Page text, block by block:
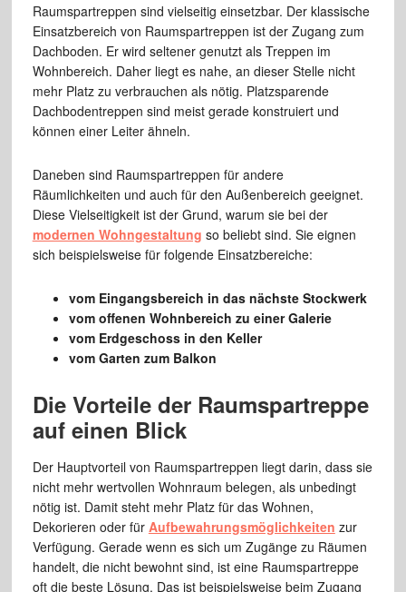
Raumspartreppen sind vielseitig einsetzbar. Der klassische
Einsatzbereich von Raumspartreppen ist der Zugang zum
Dachboden. Er wird seltener genutzt als Treppen im
Wohnbereich. Daher liegt es nahe, an dieser Stelle nicht
mehr Platz zu verbrauchen als nötig. Platzsparende
Dachbodentreppen sind meist gerade konstruiert und
können einer Leiter ähneln.
Daneben sind Raumspartreppen für andere
Räumlichkeiten und auch für den Außenbereich geeignet.
Diese Vielseitigkeit ist der Grund, warum sie bei der
modernen Wohngestaltung so beliebt sind. Sie eignen
sich beispielsweise für folgende Einsatzbereiche:
vom Eingangsbereich in das nächste Stockwerk
vom offenen Wohnbereich zu einer Galerie
vom Erdgeschoss in den Keller
vom Garten zum Balkon
Die Vorteile der Raumspartreppe
auf einen Blick
Der Hauptvorteil von Raumspartreppen liegt darin, dass sie
nicht mehr wertvollen Wohnraum belegen, als unbedingt
nötig ist. Damit steht mehr Platz für das Wohnen,
Dekorieren oder für Aufbewahrungsmöglichkeiten zur
Verfügung. Gerade wenn es sich um Zugänge zu Räumen
handelt, die nicht bewohnt sind, ist eine Raumspartreppe
oft die beste Lösung. Das ist beispielsweise beim Zugang